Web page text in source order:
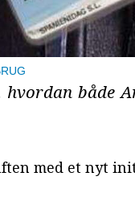
hvordan både
med et nyt